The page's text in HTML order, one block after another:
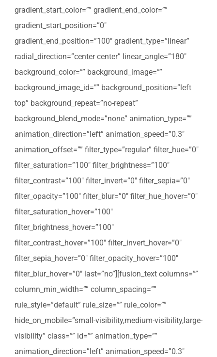
gradient_start_color=”” gradient_end_color=””
gradient_start_position=”0″
gradient_end_position=”100″ gradient_type=”linear”
radial_direction=”center center” linear_angle=”180″
background_color=”” background_image=””
background_image_id=”” background_position=”left
top” background_repeat=”no-repeat”
background_blend_mode=”none” animation_type=””
animation_direction=”left” animation_speed=”0.3″
animation_offset=”” filter_type=”regular” filter_hue=”0″
filter_saturation=”100″ filter_brightness=”100″
filter_contrast=”100″ filter_invert=”0″ filter_sepia=”0″
filter_opacity=”100″ filter_blur=”0″ filter_hue_hover=”0″
filter_saturation_hover=”100″
filter_brightness_hover=”100″
filter_contrast_hover=”100″ filter_invert_hover=”0″
filter_sepia_hover=”0″ filter_opacity_hover=”100″
filter_blur_hover=”0″ last=”no”][fusion_text columns=””
column_min_width=”” column_spacing=””
rule_style=”default” rule_size=”” rule_color=””
hide_on_mobile=”small-visibility,medium-visibility,large-
visibility” class=”” id=”” animation_type=””
animation_direction=”left” animation_speed=”0.3″